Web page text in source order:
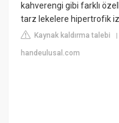
kahverengi gibi farklı
tarz lekelere hipertrofik
Kaynak kaldırma talebi
handeulusal.com